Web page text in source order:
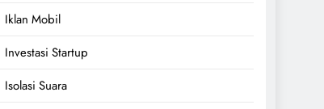
Iklan Mobil
Investasi Startup
Isolasi Suara